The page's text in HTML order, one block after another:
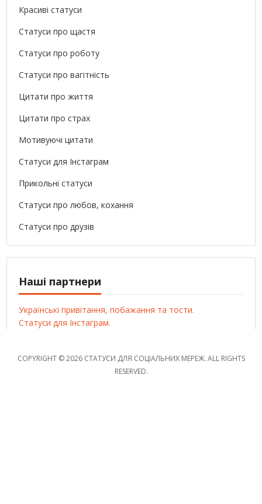
Красиві статуси
Статуси про щастя
Статуси про роботу
Статуси про вагітність
Цитати про життя
Цитати про страх
Мотивуючі цитати
Статуси для Інстаграм
Прикольні статуси
Статуси про любов, кохання
Статуси про друзів
Наші партнери
Українські привітання, побажання та тости.
Статуси для Інстаграм.
COPYRIGHT © 2026 СТАТУСИ ДЛЯ СОЦІАЛЬНИХ МЕРЕЖ. ALL RIGHTS
RESERVED.